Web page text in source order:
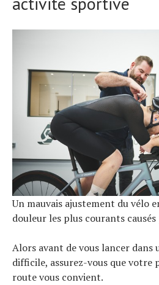
Un mauvais ajustement du vélo
douleur les plus courants
Alors avant de vous lancer
difficile, assurez-vous que votre
route vous convient.